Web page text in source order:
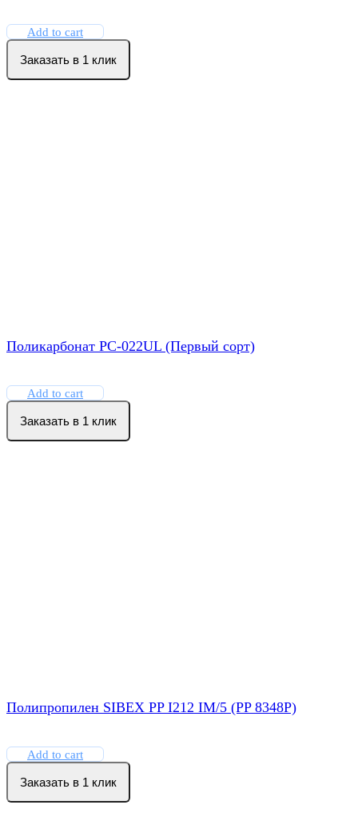
Add to cart
Заказать в 1 клик
Поликарбонат РС-022UL (Первый сорт)
Add to cart
Заказать в 1 клик
Полипропилен SIBEX PP I212 IM/5 (PP 8348P)
Add to cart
Заказать в 1 клик